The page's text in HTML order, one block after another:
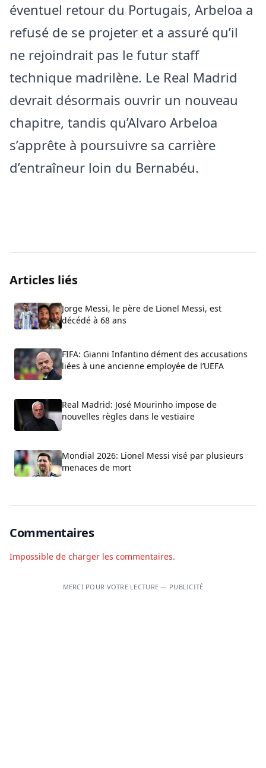
éventuel retour du Portugais, Arbeloa a
refusé de se projeter et a assuré qu’il
ne rejoindrait pas le futur staff
technique madrilène. Le Real Madrid
devrait désormais ouvrir un nouveau
chapitre, tandis qu’Alvaro Arbeloa
s’apprête à poursuivre sa carrière
d’entraîneur loin du Bernabéu.
Articles liés
Jorge Messi, le père de Lionel Messi, est
décédé à 68 ans
FIFA: Gianni Infantino dément des accusations
liées à une ancienne employée de l’UEFA
Real Madrid: José Mourinho impose de
nouvelles règles dans le vestiaire
Mondial 2026: Lionel Messi visé par plusieurs
menaces de mort
Commentaires
Impossible de charger les commentaires.
MERCI POUR VOTRE LECTURE — PUBLICITÉ